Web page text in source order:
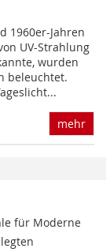
1960er-Jahren
UV-Strahlung
wurden
beleuchtet.
mehr
für Moderne